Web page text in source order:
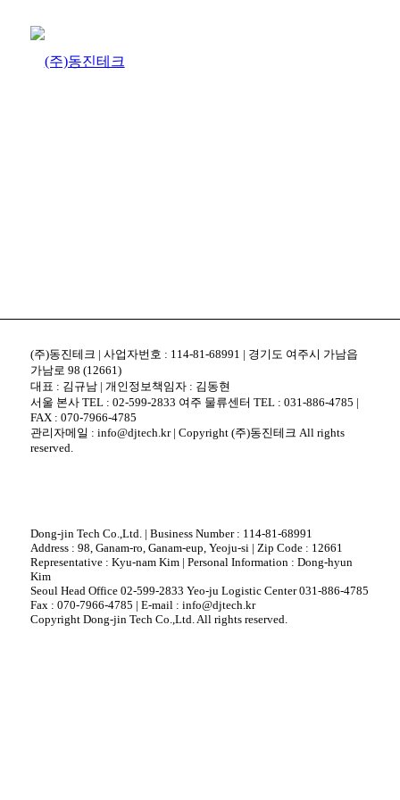
(주)동진테크 | 사업자번호 : 114-81-68991 | 경기도 여주시 가남읍
가남로 98 (12661)
대표 : 김규남 | 개인정보책임자 : 김동현
서울 본사 TEL : 02-599-2833 여주 물류센터 TEL : 031-886-4785 |
FAX : 070-7966-4785
관리자메일 : info@djtech.kr | Copyright (주)동진테크 All rights
reserved.
Dong-jin Tech Co.,Ltd. | Business Number : 114-81-68991
Address : 98, Ganam-ro, Ganam-eup, Yeoju-si | Zip Code : 12661
Representative : Kyu-nam Kim | Personal Information : Dong-hyun
Kim
Seoul Head Office 02-599-2833 Yeo-ju Logistic Center 031-886-4785
Fax : 070-7966-4785 | E-mail : info@djtech.kr
Copyright Dong-jin Tech Co.,Ltd. All rights reserved.